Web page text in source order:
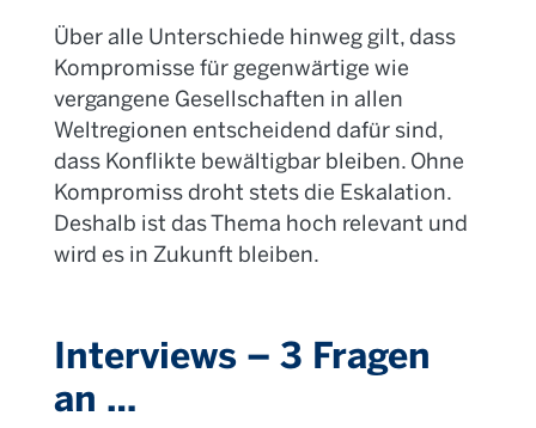
Über alle Unterschiede hinweg gilt, dass
Kompromisse für gegenwärtige wie
vergangene Gesellschaften in allen
Weltregionen entscheidend dafür sind,
dass Konflikte bewältigbar bleiben. Ohne
Kompromiss droht stets die Eskalation.
Deshalb ist das Thema hoch relevant und
wird es in Zukunft bleiben.
Interviews – 3 Fragen
an …